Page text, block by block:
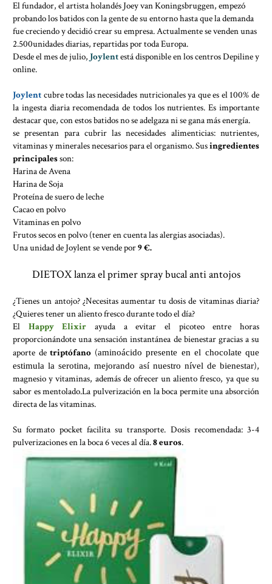
El fundador, el artista holandés Joey van Koningsbruggen, empezó
probando los batidos con la gente de su entorno hasta que la demanda
fue creciendo y decidió crear su empresa. Actualmente se venden unas
2.500unidades diarias, repartidas por toda Europa.
Desde el mes de julio, Joylentestá disponible en los centros Depiline y
online.
Joylent cubre todas las necesidades nutricionales ya que es el 100% de
la ingesta diaria recomendada de todos los nutrientes. Es importante
destacar que, con estos batidos no se adelgaza ni se gana más energía.
se presentan para cubrir las necesidades alimenticias: nutrientes,
vitaminas y minerales necesarios para el organismo. Susingredientes
principalesson:
Harina de Avena
Harina de Soja
Proteína de suero de leche
Cacao en polvo
Vitaminas en polvo
Frutos secos en polvo (tener en cuenta las alergias asociadas).
Una unidad de Joylent se vende por9 €.
DIETOX lanza el primer spray bucal anti antojos
¿Tienes un antojo? ¿Necesitas aumentar tu dosis de vitaminas diaria?
¿Quieres tener un aliento fresco durante todo el día?
El Happy Elixirayuda a evitar el picoteo entre horas
proporcionándote una sensación instantánea de bienestar gracias a su
aporte de triptófano (aminoácido presente en el chocolate que
estimula la serotina, mejorando así nuestro nível de bienestar),
magnesio y vitaminas, además de ofrecer un aliento fresco, ya que su
sabor es mentolado.La pulverización en la boca permite una absorción
directa de las vitaminas.
Su formato pocket facilita su transporte. Dosis recomendada: 3-4
pulverizaciones en la boca 6 veces al día.8 euros.